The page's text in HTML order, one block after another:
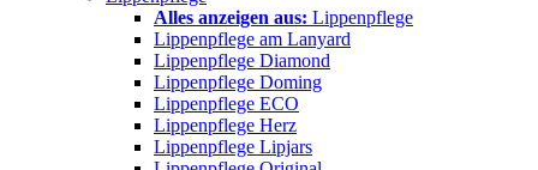
Alles anzeigen aus: Lippenpflege
Lippenpflege am Lanyard
Lippenpflege Diamond
Lippenpflege Doming
Lippenpflege ECO
Lippenpflege Herz
Lippenpflege Lipjars